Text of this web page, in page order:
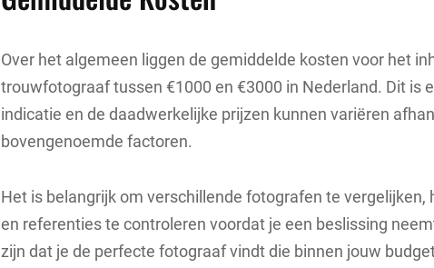
Over het algemeen liggen de gemiddelde kosten voor het
trouwfotograaf tussen €1000 en €3000 in Nederland. Dit is
indicatie en de daadwerkelijke prijzen kunnen variëren
bovengenoemde factoren.
Het is belangrijk om verschillende fotografen te vergelijken,
en referenties te controleren voordat je een beslissing
zijn dat je de perfecte fotograaf vindt die binnen jouw